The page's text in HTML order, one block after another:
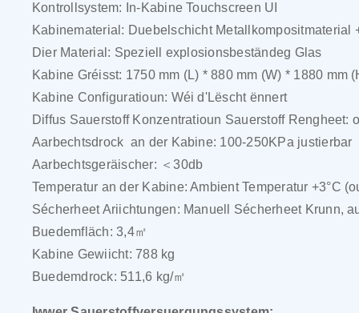
Kontrollsystem: In-Kabine Touchscreen UI
Kabinematerial: Duebelschicht Metallkompositmaterial
Dier Material: Speziell explosionsbeständeg Glas
Kabine Gréisst: 1750 mm (L) * 880 mm (W) * 1880 mm
Kabine Configuratioun: Wéi d'Lëscht ënnert
Diffus Sauerstoff Konzentratioun Sauerstoff Rengheet:
Aarbechtsdrock an der Kabine: 100-250KPa justierbar
Aarbechtsgeräischer: ＜30db
Temperatur an der Kabine: Ambient Temperatur +3°C
Sécherheet Ariichtungen: Manuell Sécherheet Krunn,
Buedemfläch: 3,4㎡
Kabine Gewiicht: 788 kg
Buedemdrock: 511,6 kg/㎡